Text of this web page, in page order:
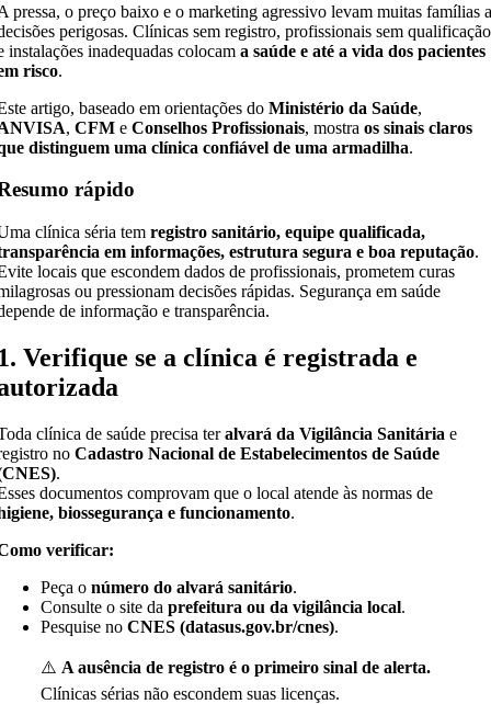
pressa, o preço baixo e o marketing agressivo levam muitas famílias
perigosas. Clínicas sem registro, profissionais sem qualificação
instalações inadequadas colocama saúde e até a vida dos pacientes
risco.
artigo, baseado em orientações doMinistério da Saúde,
,CFM eConselhos Profissionais, mostraos sinais claros
distinguem uma clínica confiável de uma armadilha.
rápido
clínica séria temregistro sanitário, equipe qualificada,
em informações, estrutura segura e boa reputação.
locais que escondem dados de profissionais, prometem curas
ou pressionam decisões rápidas. Segurança em saúde
de informação e transparência.
Verifique se a clínica é registrada e
clínica de saúde precisa teralvará da Vigilância Sanitária e
noCadastro Nacional de Estabelecimentos de Saúde
.
documentos comprovam que o local atende às normas de
biossegurança e funcionamento.
verificar:
Peça onúmero do alvará sanitário.
Consulte o site daprefeitura ou da vigilância local.
Pesquise noCNES (datasus.gov.br/cnes).
⚠️ A ausência de registro é o primeiro sinal de alerta.
Clínicas sérias não escondem suas licenças.